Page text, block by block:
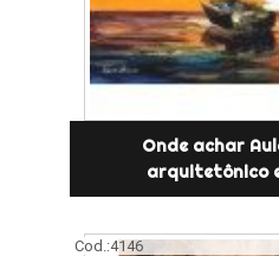
Onde achar
arquitetônico
Cod.:4146